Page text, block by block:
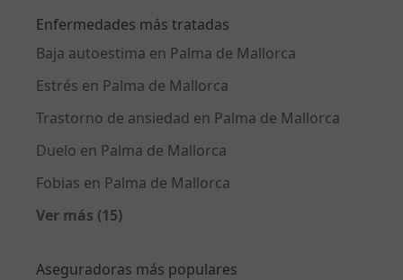
Enfermedades más tratadas
Baja autoestima en Palma de Mallorca
Estrés en Palma de Mallorca
Trastorno de ansiedad en Palma de Mallorca
Duelo en Palma de Mallorca
Fobias en Palma de Mallorca
Ver más (15)
Aseguradoras más populares